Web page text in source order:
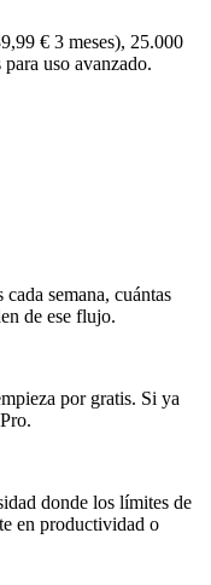
€ 3 meses), 25.000
uso avanzado.
semana, cuántas
de ese flujo.
por gratis. Si ya
donde los límites de
en productividad o